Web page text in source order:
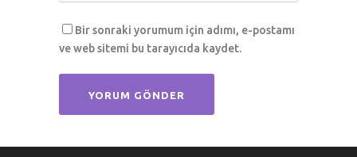
Bir sonraki yorumum için adımı, e-postamı
ve web sitemi bu tarayıcıda kaydet.